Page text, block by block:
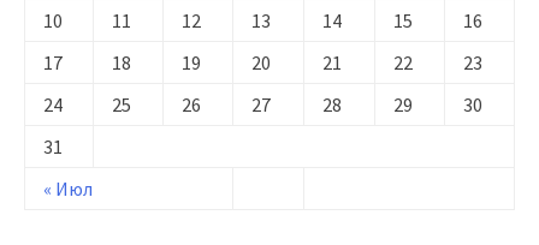
« Июл
10
11 12 13 14 15
16
17
18 19 20 21 22
23
24
25 26 27 28 29
30
31